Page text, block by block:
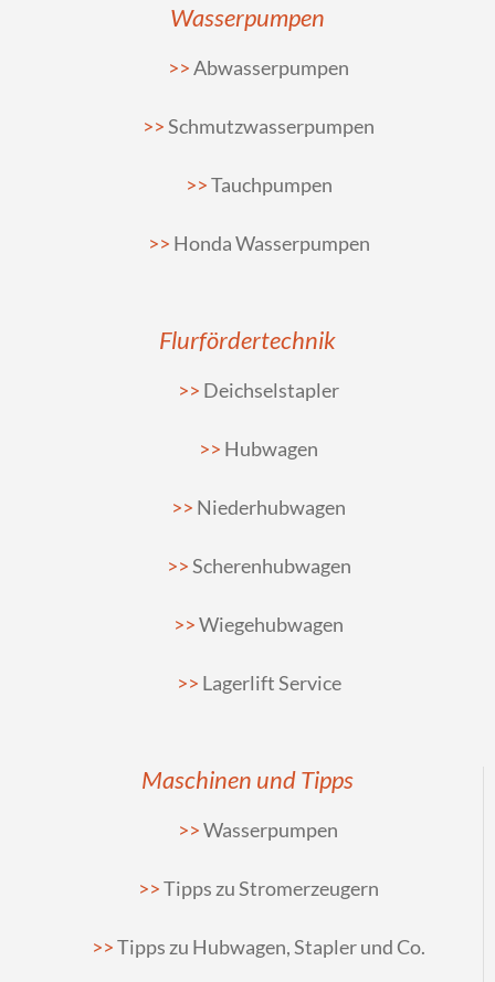
Wasserpumpen
Abwasserpumpen
Schmutzwasserpumpen
Tauchpumpen
Honda Wasserpumpen
Flurfördertechnik
Deichselstapler
Hubwagen
Niederhubwagen
Scherenhubwagen
Wiegehubwagen
Lagerlift Service
Maschinen und Tipps
Wasserpumpen
Tipps zu Stromerzeugern
Tipps zu Hubwagen, Stapler und Co.